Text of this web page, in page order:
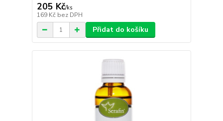
205 Kč/ks
169 Kč bez DPH
Přidat do košíku